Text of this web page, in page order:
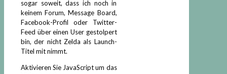
sogar soweit, dass ich noch in
keinem Forum, Message Board,
Facebook-Profil oder Twitter-
Feed über einen User gestolpert
bin, der nicht Zelda als Launch-
Titel mit nimmt.
Aktivieren Sie JavaScript um das